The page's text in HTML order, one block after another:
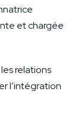
et chargée
relations
l’intégration